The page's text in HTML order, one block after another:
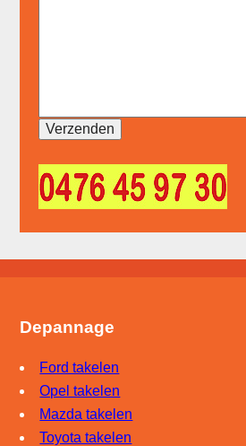
Depannage
Ford takelen
Opel takelen
Mazda takelen
Toyota takelen